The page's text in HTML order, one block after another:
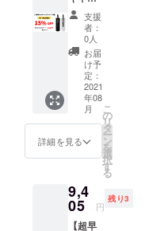
黒、グ
レー
リース
リー
ブ 2
個】一
般販売
予定価
格：
66,00円
→5,610
円 ・
BEVVO
ポータ
ブルブ
ダー専
用キャ
リース
リーブ
支援
者：
0人
お届
け予
定：
2021
年08
月
詳細を見る
こ
の
リ
タ
ー
ン
を
選
択
す
る
9,4
05 円
残り3
【超早